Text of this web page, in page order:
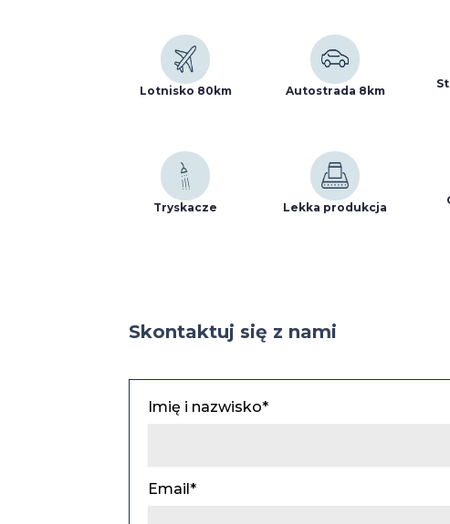
Lotnisko 80km Autostrada 8km
Tryskacze Lekka produkcja
Skontaktuj się z nami
Imię i nazwisko*
Email*